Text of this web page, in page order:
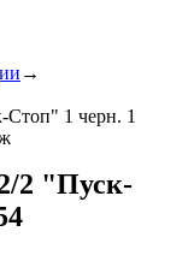
→
1 черн. 1
2 "Пуск-